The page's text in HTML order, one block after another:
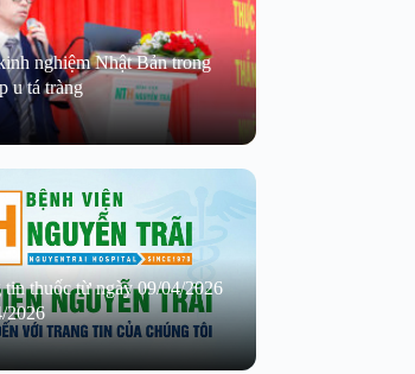
nghiệm Nhật Bản trong
u tá tràng
tin thuốc từ ngày 09/04/2026
2026